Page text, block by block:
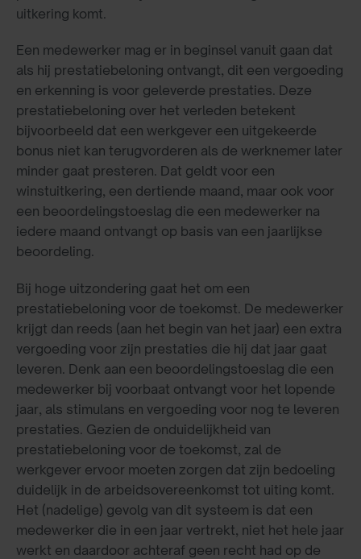
uitkering komt.
Een medewerker mag er in beginsel vanuit gaan dat
als hij prestatiebeloning ontvangt, dit een vergoeding
en erkenning is voor geleverde prestaties. Deze
prestatiebeloning over het verleden betekent
bijvoorbeeld dat een werkgever een uitgekeerde
bonus niet kan terugvorderen als de werknemer later
minder gaat presteren. Dat geldt voor een
winstuitkering, een dertiende maand, maar ook voor
een beoordelingstoeslag die een medewerker na
iedere maand ontvangt op basis van een jaarlijkse
beoordeling.
Bij hoge uitzondering gaat het om een
prestatiebeloning voor de toekomst. De medewerker
krijgt dan reeds (aan het begin van het jaar) een extra
vergoeding voor zijn prestaties die hij dat jaar gaat
leveren. Denk aan een beoordelingstoeslag die een
medewerker bij voorbaat ontvangt voor het lopende
jaar, als stimulans en vergoeding voor nog te leveren
prestaties. Gezien de onduidelijkheid van
prestatiebeloning voor de toekomst, zal de
werkgever ervoor moeten zorgen dat zijn bedoeling
duidelijk in de arbeidsovereenkomst tot uiting komt.
Het (nadelige) gevolg van dit systeem is dat een
medewerker die in een jaar vertrekt, niet het hele jaar
werkt en daardoor achteraf geen recht had op de